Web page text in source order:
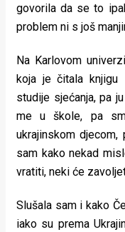
govorila da se to
problem ni s još
Na Karlovom
koja je čitala
studije sjećanja, pa
me u škole, pa
ukrajinskom
sam kako nekad
vratiti, neki će
Slušala sam i kako
iako su prema